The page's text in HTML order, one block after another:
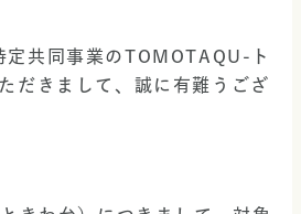
定共同事業のTOMOTAQU-ト
だきまして、誠に有難うござ